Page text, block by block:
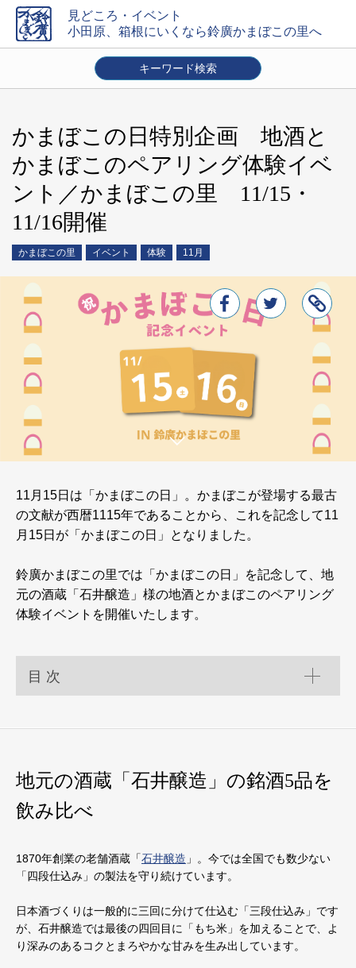
見どころ・イベント
小田原、箱根にいくなら鈴廣かまぼこの里へ
キーワード検索
エリアを選ぶ
時期
通年 1月 3月 4月 5月 6月 7月
8月
9月
11月 12月
内容
キャンペーン
店舗トピック 交通案内
絞り込み
かまぼこの日特別企画 地酒と
かまぼこのペアリング体験イベ
ント／かまぼこの里 11/15・
11/16開催
かまぼこの里 イベント 体験 11月
11月15日は「かまぼこの日」。かまぼこが登場する最古
の文献が西暦1115年であることから、これを記念して11
月15日が「かまぼこの日」となりました。
鈴廣かまぼこの里では「かまぼこの日」を記念して、地
元の酒蔵「石井醸造」様の地酒とかまぼこのペアリング
体験イベントを開催いたします。
目 次
地元の酒蔵「石井醸造」の銘酒5品を
飲み比べ
1870年創業の老舗酒蔵「石井醸造 」。今では全国でも数少ない
「四段仕込み」の製法を守り続けています。
日本酒づくりは一般的に三回に分けて仕込む「三段仕込み」です
が、石井醸造では最後の四回目に「もち米」を加えることで、よ
り深みのあるコクとまろやかな甘みを生み出しています。